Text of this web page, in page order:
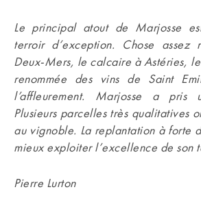
Le principal atout de Marjosse
terroir d’exception. Chose assez
Deux-Mers, le calcaire à Astéries,
renommée des vins de Saint
l’affleurement. Marjosse a pris
Plusieurs parcelles très qualitatives
au vignoble. La replantation à forte
mieux exploiter l’excellence de son
Pierre Lurton